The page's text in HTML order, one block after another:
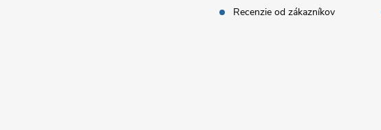
Recenzie od zákazníkov